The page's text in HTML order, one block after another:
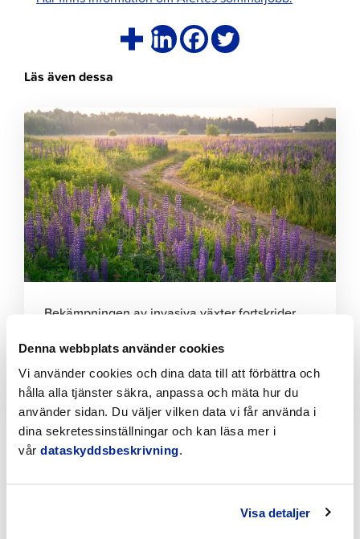
Denna webbplats använder cookies
Vi använder cookies och dina data till att förbättra och
hålla alla tjänster säkra, anpassa och mäta hur du
använder sidan. Du väljer vilken data vi får använda i
dina sekretessinställningar och kan läsa mer i
vår dataskyddsbeskrivning.
Visa detaljer
Läs även dessa
Klicka
för
att
läsa
artikeln
Bekämpningen av invasiva växter fortskrider
7.8.2026 | Nyheter
Klicka
för
att
läsa